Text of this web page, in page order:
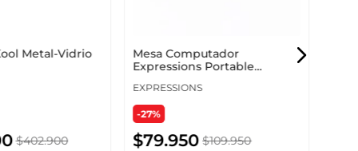
Metal-Vidrio
$402.900
Mesa Computador
Expressions Portable
Melamina
EXPRESSIONS
-27%
$79.950 $109.950